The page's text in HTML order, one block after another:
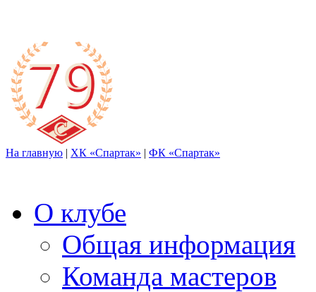
На главную | ХК «Спартак» | ФК «Спартак»
О клубе
Общая информация
Команда мастеров